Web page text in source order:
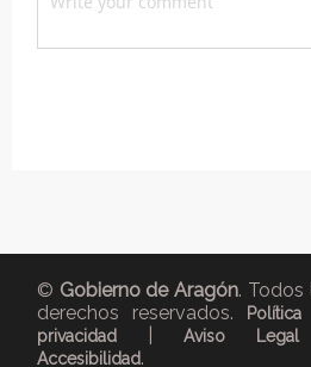
© Gobierno de Aragón. Todos
derechos reservados.
privacidad |Aviso Legal
Accesibilidad.